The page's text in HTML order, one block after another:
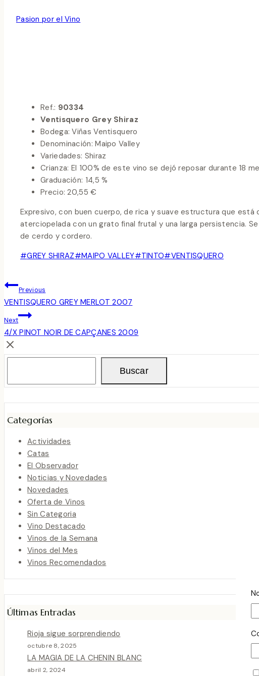
Pasion por el Vino
Ref.: 90334
Ventisquero Grey Shiraz
Bodega: Viñas Ventisquero
Denominación: Maipo Valley
Variedades: Shiraz
Crianza: El 100% de este vino se dejó reposar durante 18
Graduación: 14,5 %
Precio: 20,55 €
Expresivo, con buen cuerpo, de rica y suave estructura que
aterciopelada con un grato final frutal y una larga persistencia.
de cerdo y cordero.
Post
#GREY SHIRAZ#MAIPO VALLEY#TINTO#VENTISQUERO
Navegación
De
Entradas
Previous
VENTISQUERO GREY MERLOT 2007
Next
4/X PINOT NOIR DE CAPÇANES 2009
Buscar
Categorías
Actividades
Catas
El Observador
Noticias y Novedades
Novedades
Oferta de Vinos
Sin Categoria
Vino Destacado
Vinos de la Semana
Vinos del Mes
Vinos Recomendados
Últimas Entradas
Rioja sigue sorprendiendo
octubre 8, 2025
LA MAGIA DE LA CHENIN BLANC
abril 2, 2024